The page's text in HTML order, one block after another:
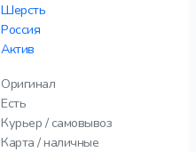
Шерсть
Россия
Актив
Оригинал
Есть
Курьер / самовывоз
Карта / наличные